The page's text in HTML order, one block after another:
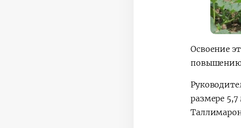
Освоение
повышению
размере